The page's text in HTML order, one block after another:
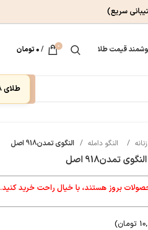
سریع)
قیمت طلا 0
/۰تومان
طلای 18 عیار: ---
النگو دامله النگوی تمدن918 اصل
النگوی تمدن918 اصل
بروز هستند، با خیال راحت خرید کنید.